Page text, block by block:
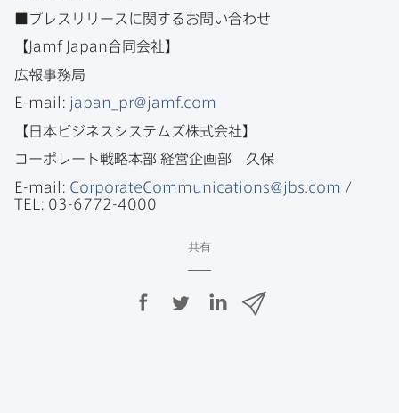
■プレスリリースに​関する​お問い​合わせ
【 Jamf Japan合同会社】
広報事務局
E-mail : japan_pr@jamf. com
【日本ビジネスシステムズ株式会社】
コーポレート戦略本部 経営企画部
久保
E-mail : CorporateCommunications@jbs com /
TEL : 03-6772-4000
共有
w